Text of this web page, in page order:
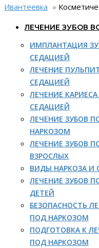
Ивантеевка »
ЛЕЧЕНИЕ ЗУБОВ
ИМПЛАНТАЦИЯ
СЕДАЦИЕЙ
ЛЕЧЕНИЕ
СЕДАЦИЕЙ
ЛЕЧЕНИЕ
СЕДАЦИЕЙ
ЛЕЧЕНИЕ ЗУБОВ
НАРКОЗОМ
ЛЕЧЕНИЕ ЗУБОВ
ВЗРОСЛЫХ
ВИДЫ НАРКОЗА И
ЛЕЧЕНИЕ ЗУБОВ
ДЕТЕЙ
БЕЗОПАСНОСТЬ
ПОД НАРКОЗОМ
ПОДГОТОВКА К
ПОД НАРКОЗОМ